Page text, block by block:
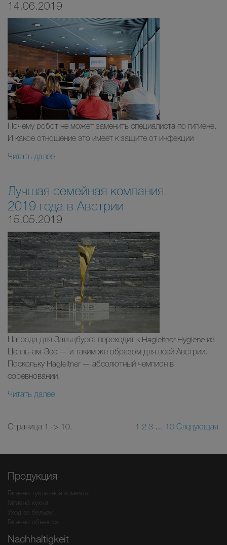
14.06.2019
Почему робот не может заменить специалиста по гигиене.
И какое отношение это имеет к защите от инфекции
Читать далее
Лучшая семейная компания
2019 года в Австрии
15.05.2019
Награда для Зальцбурга переходит к Hagleitner Hygiene из
Целль-ам-Зее — и таким же образом для всей Австрии.
Поскольку Hagleitner — абсолютный чемпион в
соревновании.
Читать далее
Страница 1 -> 10. 1 2 3 … 10 Следующая
Продукция
Гигиена туалетной комнаты
Гигиена кухни
Уход за бельем
Гигиена объектов
Nachhaltigkeit